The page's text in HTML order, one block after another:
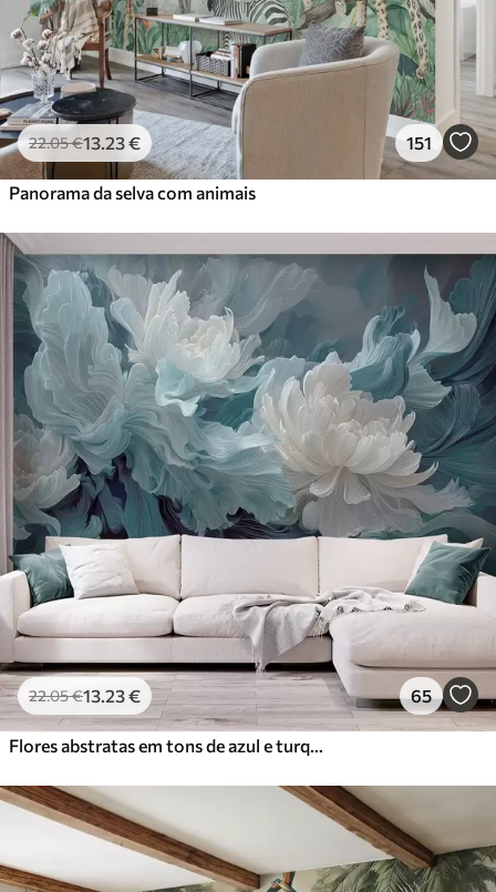
22.05€13 .23€ 151
Panorama da selva com animais
22.05€13 .23€ 65